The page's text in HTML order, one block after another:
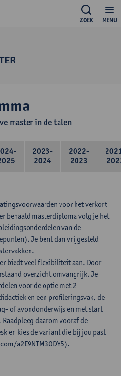
MENU
ZOEK
master in de talen
2023-
2024
2022-
2023
voor het verkort
behaald masterdiploma volg je het
van de
Je bent dan vrijgesteld
biedt veel flexibiliteit aan. Door
overzicht omvangrijk. Je
voor de optie met 2
en een profileringsvak, de
of avondonderwijs en met start
daarom vooraf de
en kies de variant die bij jou past
a2E9NTM3ODY5).